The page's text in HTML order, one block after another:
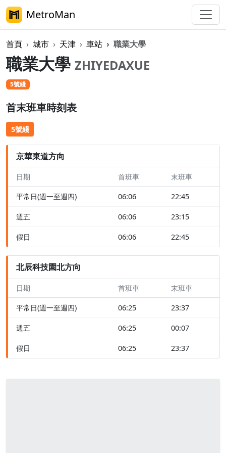
MetroMan
首頁 城市 天津 車站 職業大學
職業大學 ZHIYEDAXUE
5號綫
首末班車時刻表
5號綫
京華東道方向
日期 首班車 末班車
平常日(週一至週四) 06:06 22:45
週五 06:06 23:15
假日 06:06 22:45
北辰科技園北方向
日期 首班車 末班車
平常日(週一至週四) 06:25 23:37
週五 06:25 00:07
假日 06:25 23:37